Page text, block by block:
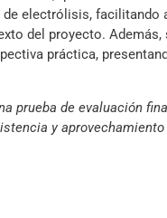
electrólisis, facilitando
del proyecto. Además,
práctica,
prueba de evaluación
y aprovechamiento